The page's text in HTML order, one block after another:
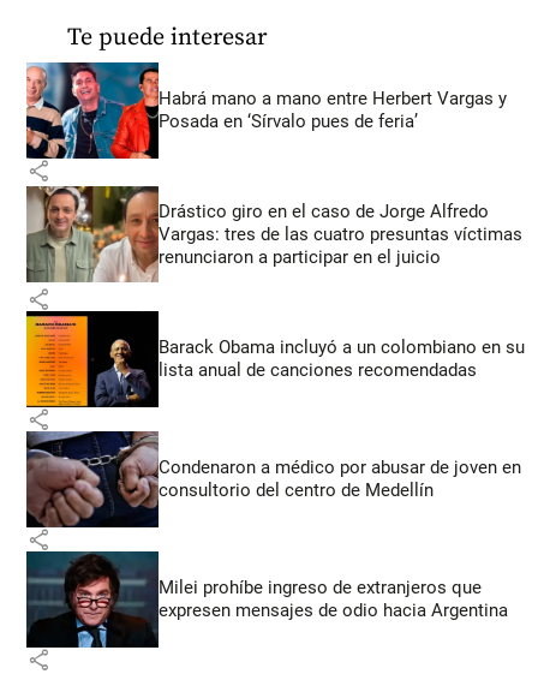
Te puede interesar
Habrá mano a mano entre Herbert Vargas y
Posada en ‘Sírvalo pues de feria’
share
Drástico giro en el caso de Jorge Alfredo
Vargas: tres de las cuatro presuntas víctimas
renunciaron a participar en el juicio
share
Barack Obama incluyó a un colombiano en su
lista anual de canciones recomendadas
share
Condenaron a médico por abusar de joven en
consultorio del centro de Medellín
share
Milei prohíbe ingreso de extranjeros que
expresen mensajes de odio hacia Argentina
share